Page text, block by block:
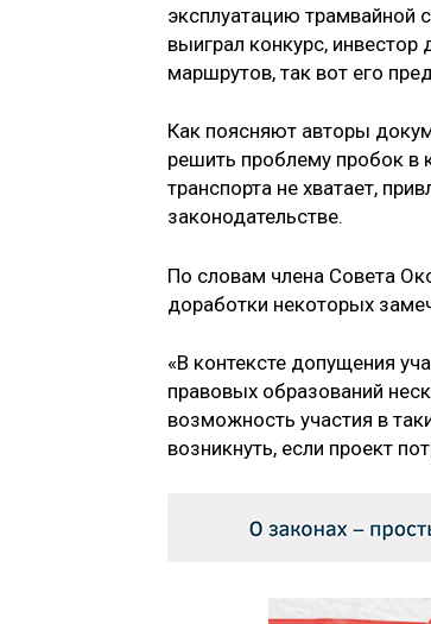
эксплуатацию трамвайной
выиграл конкурс,
маршрутов, так вот его
Как поясняют авторы
решить проблему пробок в
транспорта не хватает,
законодательстве.
По словам члена Совета
доработки некоторых
«В контексте допущения
правовых образований
возможность участия в
возникнуть, если проект